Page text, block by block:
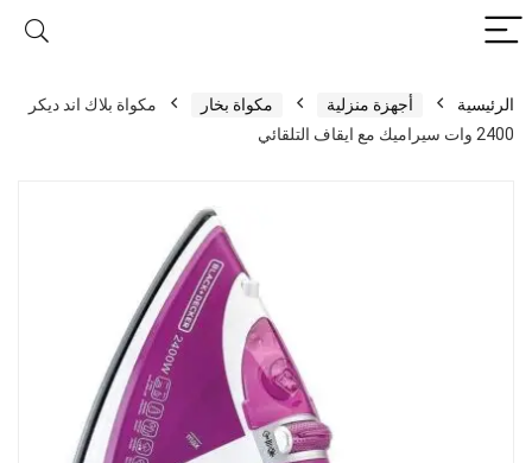
الرئيسية أجهزة منزلية مكواة بخار
مكواة بلاك اند ديكر
2400 وات سيراميك مع ايقاف التلقائي